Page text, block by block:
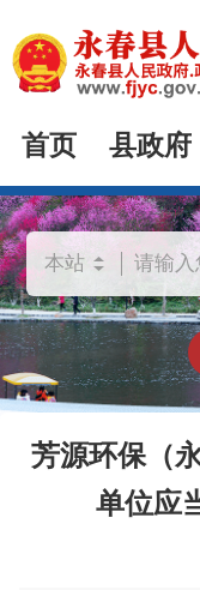
首页 县政府
芳源环保（
单位应